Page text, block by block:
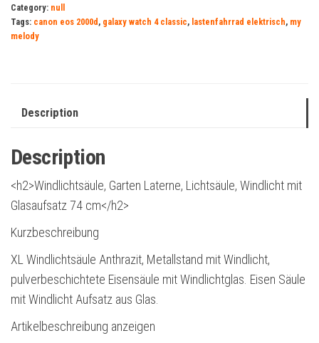
Category: null
Tags: canon eos 2000d , galaxy watch 4 classic, lastenfahrrad elektrisch, my
melody
Description
Description
<h2>Windlichtsäule, Garten Laterne, Lichtsäule, Windlicht mit
Glasaufsatz 74 cm</h2>
Kurzbeschreibung
XL Windlichtsäule Anthrazit, Metallstand mit Windlicht,
pulverbeschichtete Eisensäule mit Windlichtglas. Eisen Säule
mit Windlicht Aufsatz aus Glas.
Artikelbeschreibung anzeigen